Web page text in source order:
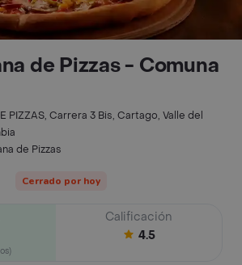
de Pizzas - Comuna
PIZZAS, Carrera 3 Bis, Cartago, Valle del
de Pizzas
Cerrado por hoy
Calificación
4.5